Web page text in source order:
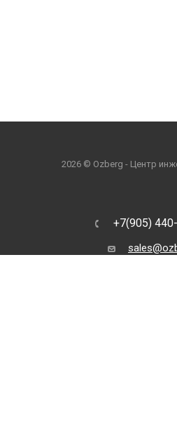
2026 © Ozberg - Центр
+7(905)